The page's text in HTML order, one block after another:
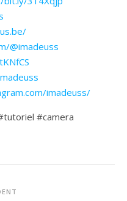
@imadeuss
imadeuss/
#camera